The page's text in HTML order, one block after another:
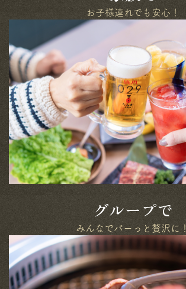
お子様連れでも安心！
グループで
みんなでパーっと贅沢に！